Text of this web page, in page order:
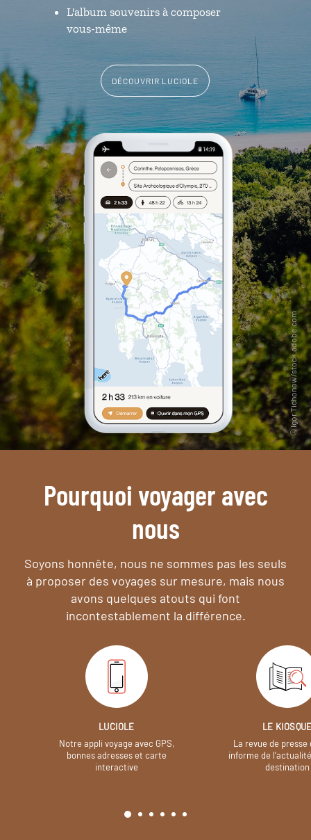
L'album souvenirs à composer
vous-même
DÉCOUVRIR LUCIOLE
Pourquoi voyager avec
nous
Soyons honnête, nous ne sommes pas les seuls
à proposer des voyages sur mesure, mais nous
avons quelques atouts qui font
incontestablement la différence.
LUCIOLE
Notre appli voyage avec GPS,
bonnes adresses et carte
interactive
LE
La revue de presse
informe de
destination